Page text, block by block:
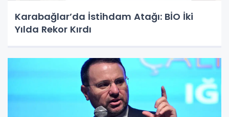
Karabağlar’da İstihdam Atağı: BİO İki
Yılda Rekor Kırdı